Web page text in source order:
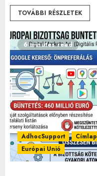
TOVÁBBI RÉSZLETEK
6 minutes read
AdhocSupport Címlap
Európai Unió